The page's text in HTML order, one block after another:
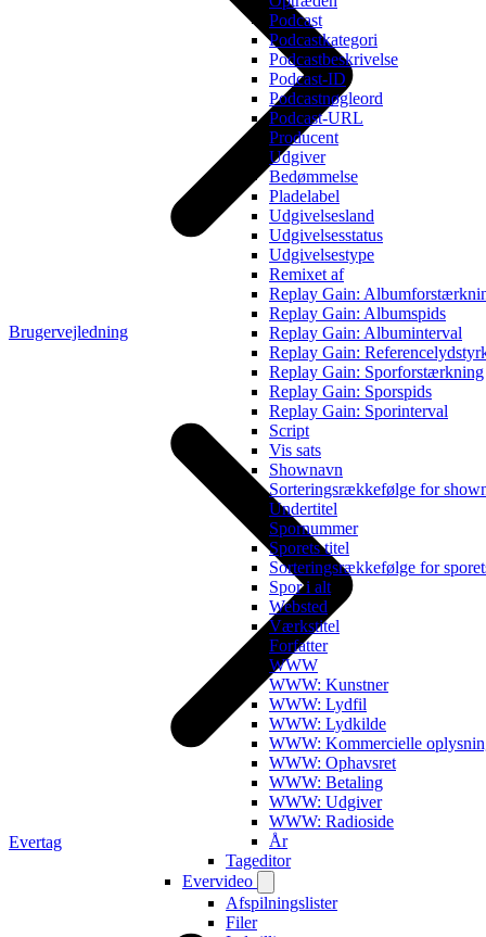
Podcast
Podcastkategori
Podcastbeskrivelse
Podcast-ID
Podcastnøgleord
Podcast-URL
Producent
Udgiver
Bedømmelse
Pladelabel
Udgivelsesland
Udgivelsesstatus
Udgivelsestype
Remixet af
Replay Gain:
Replay Gain: Albumspids
Replay Gain: Albuminterval
Replay Gain:
Replay Gain: Sporforstærkning
Replay Gain: Sporspids
Replay Gain: Sporinterval
Script
Vis sats
Shownavn
Sorteringsrækkefølge for
Undertitel
Spornummer
Sporets titel
Sorteringsrækkefølge for
Spor i alt
Websted
Værkstitel
Forfatter
WWW
WWW: Kunstner
WWW: Lydfil
WWW: Lydkilde
WWW: Kommercielle
WWW: Ophavsret
WWW: Betaling
WWW: Udgiver
WWW: Radioside
År
Tageditor
Evervideo
Afspilningslister
Filer
Brugervejledning
Evertag